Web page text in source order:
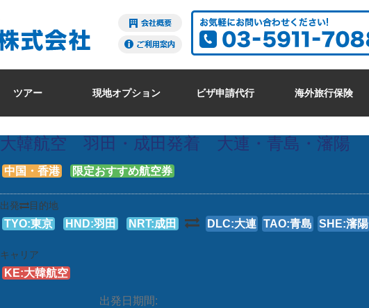
ツアー 現地オプション ビザ申請代行 海外旅行保険
大韓航空 羽田・成田発着 大連・青島・瀋陽
中国・香港 限定おすすめ航空券
出発 目的地
TYO:東京 HND:羽田 NRT:成田 DLC:大連 TAO:青島 SHE:瀋陽
キャリア
KE:大韓航空
出発日期間: